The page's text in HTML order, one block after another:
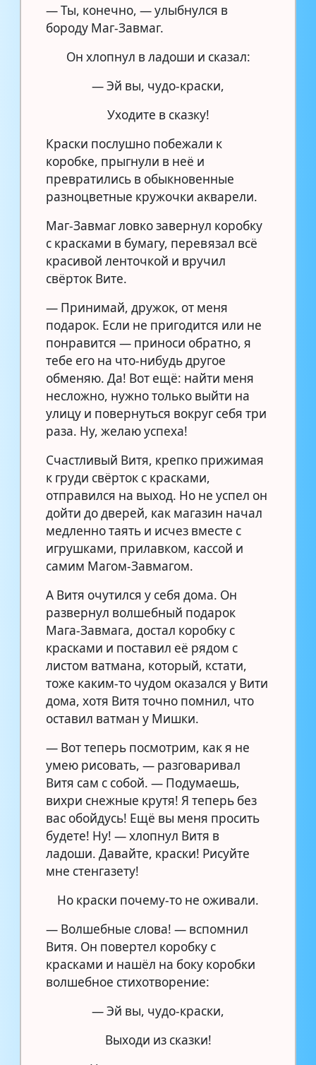
— Ты, конечно, — улыбнулся в
бороду Маг-Завмаг.
Он хлопнул в ладоши и сказал:
— Эй вы, чудо-краски,
Уходите в сказку!
Краски послушно побежали к
коробке, прыгнули в неё и
превратились в обыкновенные
разноцветные кружочки акварели.
Маг-Завмаг ловко завернул коробку
с красками в бумагу, перевязал всё
красивой ленточкой и вручил
свёрток Вите.
— Принимай, дружок, от меня
подарок. Если не пригодится или не
понравится — приноси обратно, я
тебе его на что-нибудь другое
обменяю. Да! Вот ещё: найти меня
несложно, нужно только выйти на
улицу и повернуться вокруг себя три
раза. Ну, желаю успеха!
Счастливый Витя, крепко прижимая
к груди свёрток с красками,
отправился на выход. Но не успел он
дойти до дверей, как магазин начал
медленно таять и исчез вместе с
игрушками, прилавком, кассой и
самим Магом-Завмагом.
А Витя очутился у себя дома. Он
развернул волшебный подарок
Мага-Завмага, достал коробку с
красками и поставил её рядом с
листом ватмана, который, кстати,
тоже каким-то чудом оказался у Вити
дома, хотя Витя точно помнил, что
оставил ватман у Мишки.
— Вот теперь посмотрим, как я не
умею рисовать, — разговаривал
Витя сам с собой. — Подумаешь,
вихри снежные крутя! Я теперь без
вас обойдусь! Ещё вы меня просить
будете! Ну! — хлопнул Витя в
ладоши. Давайте, краски! Рисуйте
мне стенгазету!
Но краски почему-то не оживали.
— Волшебные слова! — вспомнил
Витя. Он повертел коробку с
красками и нашёл на боку коробки
волшебное стихотворение:
— Эй вы, чудо-краски,
Выходи из сказки!